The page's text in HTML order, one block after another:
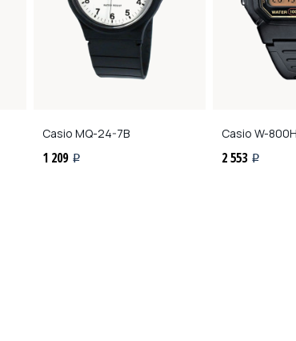
Casio MQ-24-7B
1 209 i
Casio W-
2 553 i